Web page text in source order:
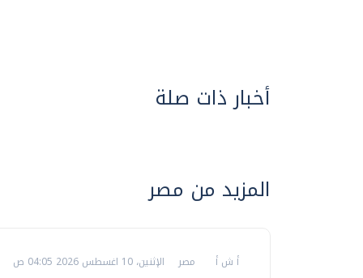
أخبار ذات صلة
المزيد من مصر
أ ش أ مصر الإثنين، 10 اغسطس 2026 04:05 ص